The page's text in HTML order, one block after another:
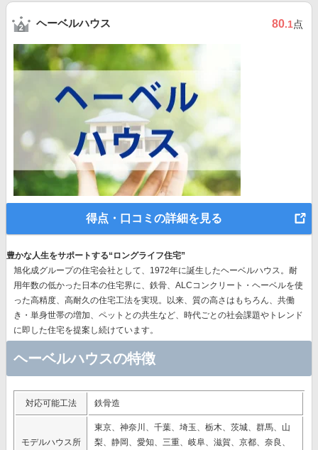
ヘーベルハウス 80.1点
得点・口コミの詳細を見る
豊かな人生をサポートする“ロングライフ住宅”
旭化成グループの住宅会社として、1972年に誕生したヘーベルハウス。耐
用年数の低かった日本の住宅界に、鉄骨、ALCコンクリート・ヘーベルを使
った高精度、高耐久の住宅工法を実現。以来、質の高さはもちろん、共働
き・単身世帯の増加、ペットとの共生など、時代ごとの社会課題やトレンド
に即した住宅を提案し続けています。
ヘーベルハウスの特徴
対応可能工法 鉄骨造
モデルハウス所
東京、神奈川、千葉、埼玉、栃木、茨城、群馬、山
梨、静岡、愛知、三重、岐阜、滋賀、京都、奈良、